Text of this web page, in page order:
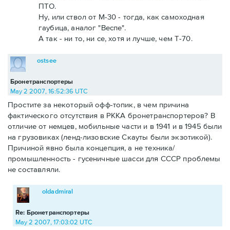
ПТО.
Ну, или ствол от М-30 - тогда, как самоходная
гаубица, аналог "Веспе".
А так - ни то, ни се, хотя и лучше, чем Т-70.
Бронетранспортеры
ostsee
May 2 2007, 16:52:36 UTC
Простите за некоторый офф-топик, в чем причина
фактического отсутствия в РККА бронетранспортеров? В
отличие от немцев, мобильные части и в 1941 и в 1945 были
на грузовиках (ленд-лизовские Скауты были экзотикой).
Причиной явно была концепция, а не техника/
промышленность - гусеничные шасси для СССР проблемы
не составляли.
Re: Бронетранспортеры
oldadmiral
May 2 2007, 17:03:02 UTC